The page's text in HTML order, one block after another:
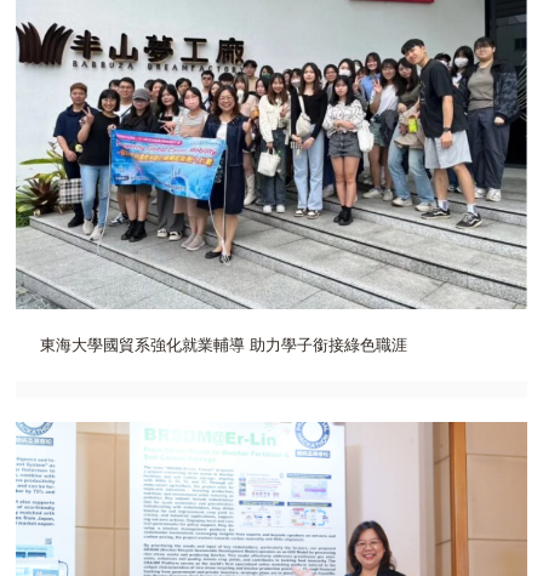
東海大學國貿系強化就業輔導 助力學子銜接綠色職涯